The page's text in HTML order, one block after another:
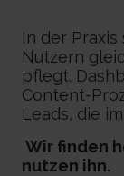
In der
Nutzern
pflegt.
Content-
Leads, die
Wir finden
nutzen ihn.